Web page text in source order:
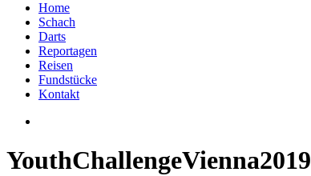
Home
Schach
Darts
Reportagen
Reisen
Fundstücke
Kontakt
YouthChallengeVienna2019